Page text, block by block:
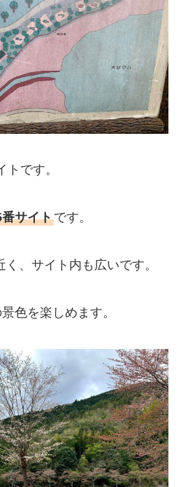
です。
サイトです。
、サイト内も広いです。
色を楽しめます。